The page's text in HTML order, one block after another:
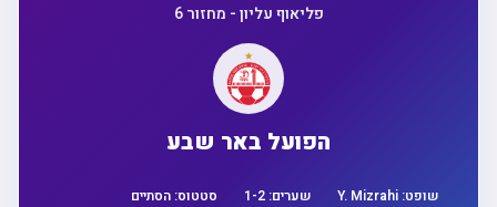
פליאוף עליון - מחזור 6
הפועל באר שבע
שופט:Y. Mizrahi שערים: 1 -2 סטטוס:הסתיים